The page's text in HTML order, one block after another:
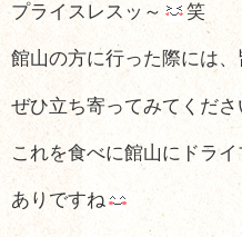
プライスレスッ～ 笑
館山の方に行った際には、
ぜひ立ち寄ってみてくださ
これを食べに館山にドラ
ありですね